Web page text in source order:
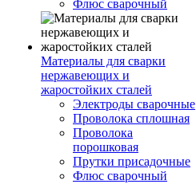
Флюс сварочный
Материалы для сварки
нержавеющих и
жаростойких сталей
Электроды сварочные
Проволока сплошная
Проволока
порошковая
Прутки присадочные
Флюс сварочный